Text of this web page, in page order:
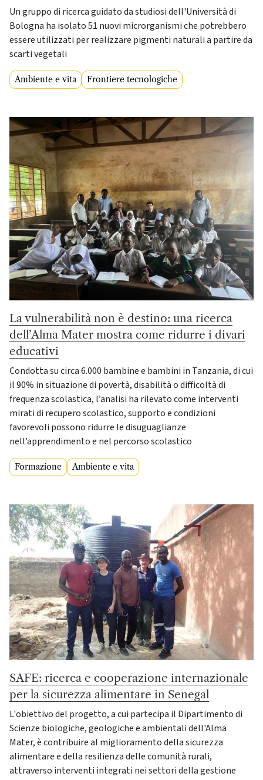
Un gruppo di ricerca guidato da studiosi dell'Università di
Bologna ha isolato 51 nuovi microrganismi che potrebbero
essere utilizzati per realizzare pigmenti naturali a partire da
scarti vegetali
Ambiente e vita Frontiere tecnologiche
La vulnerabilità non è destino: una ricerca
dell’Alma Mater mostra come ridurre i divari
educativi
Condotta su circa 6.000 bambine e bambini in Tanzania, di cui
il 90% in situazione di povertà, disabilità o difficoltà di
frequenza scolastica, l’analisi ha rilevato come interventi
mirati di recupero scolastico, supporto e condizioni
favorevoli possono ridurre le disuguaglianze
nell’apprendimento e nel percorso scolastico
Formazione Ambiente e vita
SAFE: ricerca e cooperazione internazionale
per la sicurezza alimentare in Senegal
L'obiettivo del progetto, a cui partecipa il Dipartimento di
Scienze biologiche, geologiche e ambientali dell'Alma
Mater, è contribuire al miglioramento della sicurezza
alimentare e della resilienza delle comunità rurali,
attraverso interventi integrati nei settori della gestione